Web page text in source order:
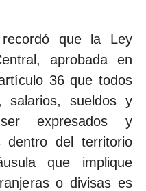
que la Ley
aprobada en
36 que todos
salarios, sueldos y
expresados y
dentro del territorio
que implique
o divisas es